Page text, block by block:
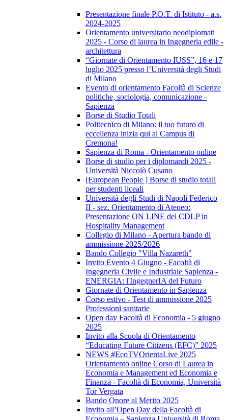
Presentazione finale P.O.T. di Istituto - a.s.
2024-2025
Orientamento universitario neodiplomati
2025 - Corso di laurea in Ingegneria edile -
architettura
“Giornate di Orientamento IUSS”, 16 e 17
luglio 2025 presso l’Università degli Studi
di Milano
Evento di orientamento Facoltà di Scienze
politiche, sociologia, comunicazione -
Sapienza
Borse di Studio Totali
Politecnico di Milano: il tuo futuro di
eccellenza inizia qui al Campus di
Cremona!
Sapienza di Roma - Orientamento online
Borse di studio per i diplomandi 2025 -
Università Niccolò Cusano
[European People ] Borse di studio totali
per studenti liceali
Università degli Studi di Napoli Federico
II - sez. Orientamento di Ateneo:
Presentazione ON LINE del CDLP in
Hospitality Management
Collegio di Milano - Apertura bando di
ammissione 2025/2026
Bando Collegio "Villa Nazareth"
Invito Evento 4 Giugno - Facoltà di
Ingegneria Civile e Industriale Sapienza -
ENERGIA: l'IngegnerIA del Futuro
Giornate di Orientamento in Sapienza
Corso estivo - Test di ammissione 2025
Professioni sanitarie
Open day Facoltà di Economia - 5 giugno
2025
Invito alla Scuola di Orientamento
“Educating Future Citizens (EFC)” 2025
NEWS #EcoTVOrientaLive 2025
Orientamento online Corso di Laurea in
Economia e Management ed Economia e
Finanza - Facoltà di Economia, Università
Tor Vergata
Bando Onore al Merito 2025
Invito all’Open Day della Facoltà di